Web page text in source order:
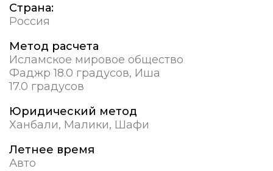
Страна:
Россия
Метод расчета
Исламское мировое общество
Фаджр 18.0 градусов, Иша
17.0 градусов
Юридический метод
Ханбали, Малики, Шафи
Летнее время
Авто